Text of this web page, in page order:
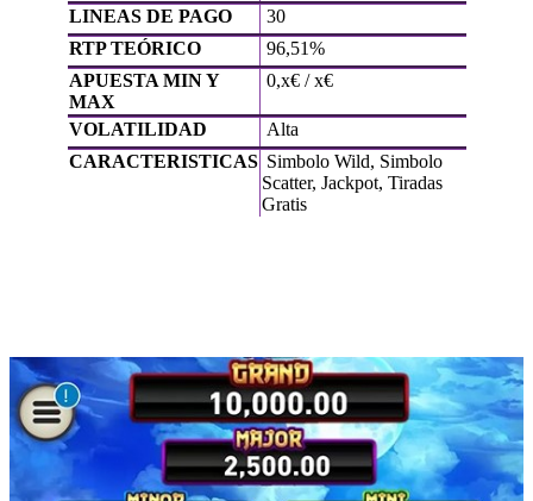
LINEAS DE PAGO
30
RTP TEÓRICO
96,51%
APUESTA MIN Y
MAX
0,x€ / x€
VOLATILIDAD
Alta
CARACTERISTICAS Simbolo Wild, Simbolo
Scatter, Jackpot, Tiradas
Gratis